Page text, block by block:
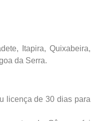
Itapira, Quixabeira,
da Serra.
licença de 30 dias para